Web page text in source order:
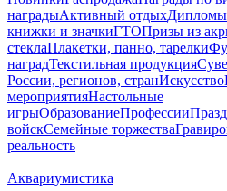
наградыАктивный отдых
книжки и значкиГТОПризы из
стеклаПлакетки, панно, тарелки
наградТекстильная продукция
России, регионов, странИскусство
мероприятияНастольные
игрыОбразованиеПрофессии
войскСемейные торжества
реальность
Аквариумистика